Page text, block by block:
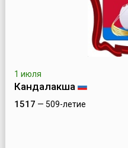
1 июля
Кандалакша
1517 — 509-летие